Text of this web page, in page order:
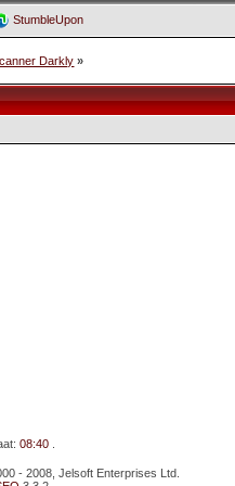
StumbleUpon
Darkly »
08:40
- 2008, Jelsoft Enterprises Ltd.